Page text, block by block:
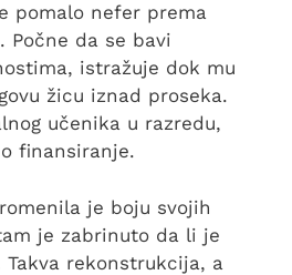
pomalo nefer prema
Počne da se bavi
istražuje dok mu
žicu iznad proseka.
učenika u razredu,
finansiranje.
je boju svojih
je zabrinuto da li je
rekonstrukcija, a